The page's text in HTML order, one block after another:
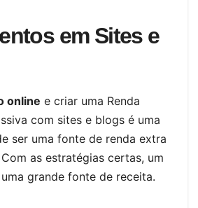
em Sites e
online e criar uma Renda
com sites e blogs é uma
ser uma fonte de renda extra
as estratégias certas, um
grande fonte de receita.